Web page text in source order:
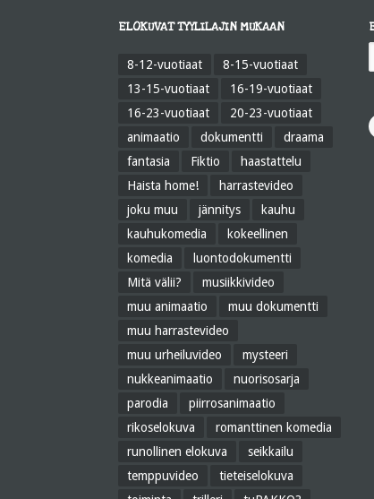
ELOKUVAT TYYLILAJIN MUKAAN
8-12-vuotiaat
8-15-vuotiaat
13-15-vuotiaat
16-19-vuotiaat
16-23-vuotiaat
20-23-vuotiaat
animaatio
dokumentti
draama
fantasia
Fiktio
haastattelu
Haista home!
harrastevideo
joku muu
jännitys
kauhu
kauhukomedia
kokeellinen
komedia
luontodokumentti
Mitä välii?
musiikkivideo
muu animaatio
muu dokumentti
muu harrastevideo
muu urheiluvideo
mysteeri
nukkeanimaatio
nuorisosarja
parodia
piirrosanimaatio
rikoselokuva
romanttinen komedia
runollinen elokuva
seikkailu
temppuvideo
tieteiselokuva